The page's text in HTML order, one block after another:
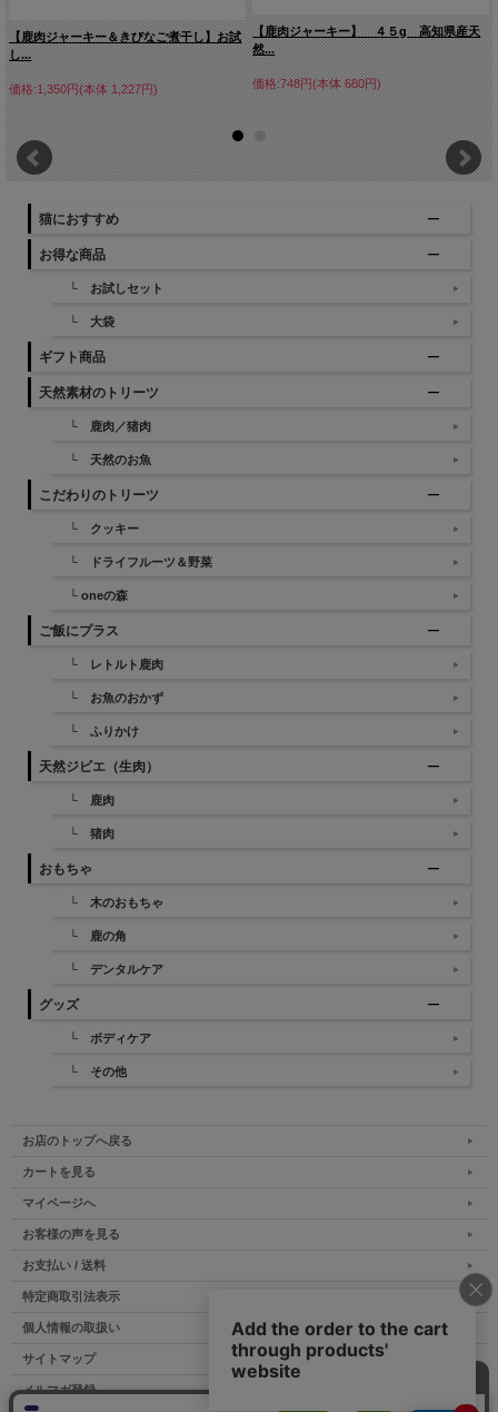
【鹿肉ジャーキー＆きびなご煮干し】お試
し...
価格:1,350円(本体 1,227円)
【鹿肉ジャーキー】 ４５g 高知県産天
然...
価格:748円(本体 680円)
猫におすすめ
お得な商品
└ お試しセット
└ 大袋
ギフト商品
天然素材のトリーツ
└ 鹿肉／猪肉
└ 天然のお魚
こだわりのトリーツ
└ クッキー
└ ドライフルーツ＆野菜
└ oneの森
ご飯にプラス
└ レトルト鹿肉
└ お魚のおかず
└ ふりかけ
天然ジビエ（生肉）
└ 鹿肉
└ 猪肉
おもちゃ
└ 木のおもちゃ
└ 鹿の角
└ デンタルケア
グッズ
└ ボディケア
└ その他
お店のトップへ戻る
カートを見る
マイページへ
お客様の声を見る
お支払い / 送料
特定商取引法表示
個人情報の取扱い
サイトマップ
メルマガ登録